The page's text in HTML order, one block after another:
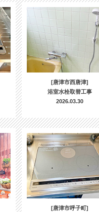
[唐津市西唐津]
浴室水栓取替工事
2026.03.30
[唐津市呼子町]